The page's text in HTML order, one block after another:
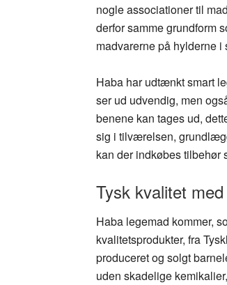
nogle associationer til
derfor samme grundform
madvarerne på hylderne i
Haba har udtænkt smart
ser ud udvendig, men
benene kan tages ud,
sig i tilværelsen,
kan der indkøbes tilbehør
Tysk kvalitet
Haba legemad kommer,
kvalitetsprodukter, fra
produceret og solgt
uden skadelige